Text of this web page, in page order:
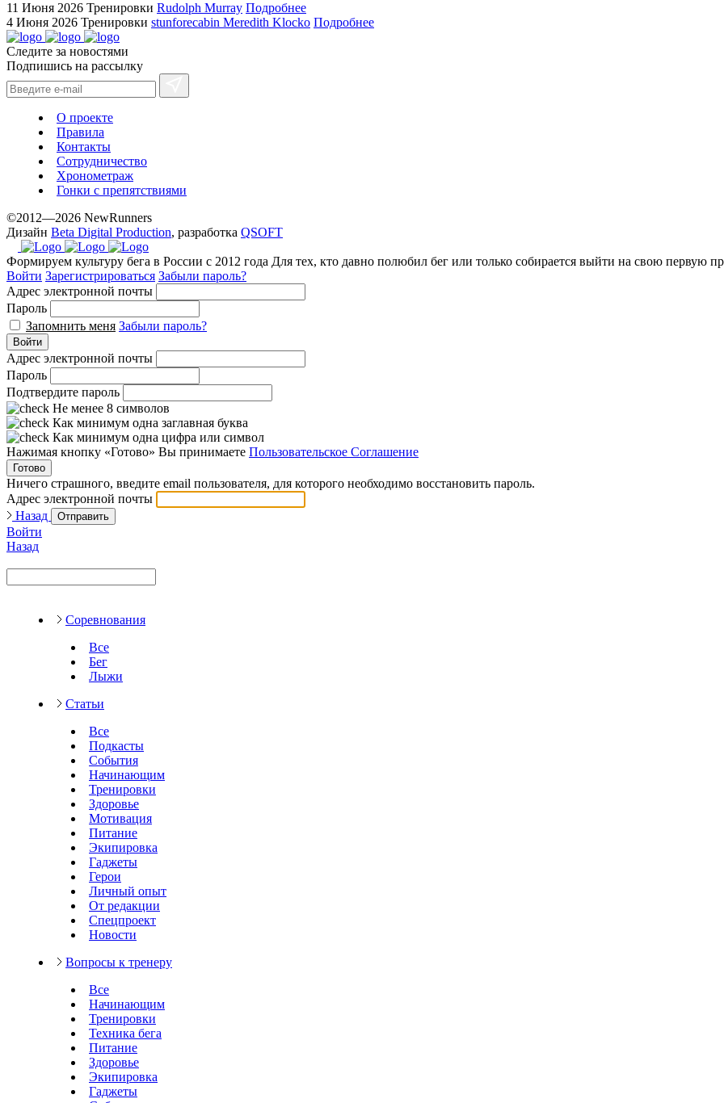
for
cheap
sale.
https://ylfactoryrolex.com/
hilarity
exceptional
method.
www.yvessaintlaurent.to
11 Июня 2026 Тренировки Rudolph Murray Подробнее
4 Июня 2026 Тренировки stunforecabin Meredith Klocko Подробнее
Следите за новостями
Подпишись на рассылку
О проекте
Правила
Контакты
Сотрудничество
Хронометраж
Гонки с препятствиями
©2012—2026 NewRunners
Дизайн Beta Digital Production, разработка QSOFT
Формируем культуру бега в России с 2012 года Для тех, кто давно полюбил бег или только собирается выйти на свою первую
Войти Зарегистрироваться Забыли пароль?
Адрес электронной почты
Пароль
Запомнить меня Забыли пароль?
Войти
Адрес электронной почты
Пароль
Подтвердите пароль
Не менее 8 символов
Как минимум одна заглавная буква
Как минимум одна цифра или символ
Нажимая кнопку «Готово» Вы принимаете Пользовательское Соглашение
Готово
Ничего страшного, введите email пользователя, для которого необходимо восстановить пароль.
Адрес электронной почты
Назад
Отправить
Войти
Назад
Соревнования
Все
Бег
Лыжи
Статьи
Все
Подкасты
События
Начинающим
Тренировки
Здоровье
Мотивация
Питание
Экипировка
Гаджеты
Герои
Личный опыт
От редакции
Спецпроект
Новости
Вопросы к тренеру
Все
Начинающим
Тренировки
Техника бега
Питание
Здоровье
Экипировка
Гаджеты